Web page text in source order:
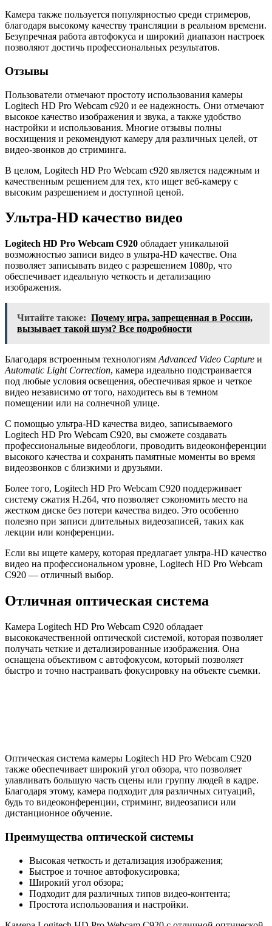
Камера также пользуется популярностью среди стримеров,
благодаря высокому качеству трансляции в реальном времени.
Безупречная работа автофокуса и широкий диапазон настроек
позволяют достичь профессиональных результатов.
Отзывы
Пользователи отмечают простоту использования камеры
Logitech HD Pro Webcam c920 и ее надежность. Они отмечают
высокое качество изображения и звука, а также удобство
настройки и использования. Многие отзывы полны
восхищения и рекомендуют камеру для различных целей, от
видео-звонков до стриминга.
В целом, Logitech HD Pro Webcam c920 является надежным и
качественным решением для тех, кто ищет веб-камеру с
высоким разрешением и доступной ценой.
Ультра-HD качество видео
Logitech HD Pro Webcam C920 обладает уникальной
возможностью записи видео в ультра-HD качестве. Она
позволяет записывать видео с разрешением 1080p, что
обеспечивает идеальную четкость и детализацию
изображения.
Читайте также: Почему игра, запрещенная в России,
вызывает такой шум? Все подробности
Благодаря встроенным технологиям Advanced Video Capture и
Automatic Light Correction, камера идеально подстраивается
под любые условия освещения, обеспечивая яркое и четкое
видео независимо от того, находитесь вы в темном
помещении или на солнечной улице.
С помощью ультра-HD качества видео, записываемого
Logitech HD Pro Webcam C920, вы сможете создавать
профессиональные видеоблоги, проводить видеоконференции
высокого качества и сохранять памятные моменты во время
видеозвонков с близкими и друзьями.
Более того, Logitech HD Pro Webcam C920 поддерживает
систему сжатия H.264, что позволяет сэкономить место на
жестком диске без потери качества видео. Это особенно
полезно при записи длительных видеозаписей, таких как
лекции или конференции.
Если вы ищете камеру, которая предлагает ультра-HD качество
видео на профессиональном уровне, Logitech HD Pro Webcam
C920 — отличный выбор.
Отличная оптическая система
Камера Logitech HD Pro Webcam C920 обладает
высококачественной оптической системой, которая позволяет
получать четкие и детализированные изображения. Она
оснащена объективом с автофокусом, который позволяет
быстро и точно настраивать фокусировку на объекте съемки.
Оптическая система камеры Logitech HD Pro Webcam C920
также обеспечивает широкий угол обзора, что позволяет
улавливать большую часть сцены или группу людей в кадре.
Благодаря этому, камера подходит для различных ситуаций,
будь то видеоконференции, стриминг, видеозаписи или
дистанционное обучение.
Преимущества оптической системы
Высокая четкость и детализация изображения;
Быстрое и точное автофокусировка;
Широкий угол обзора;
Подходит для различных типов видео-контента;
Простота использования и настройки.